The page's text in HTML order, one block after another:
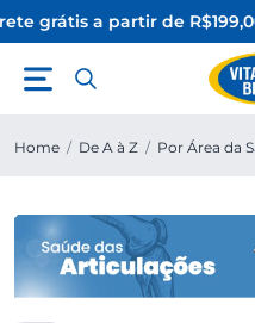
grátis a partir de
Home / De A à Z / Por Área da